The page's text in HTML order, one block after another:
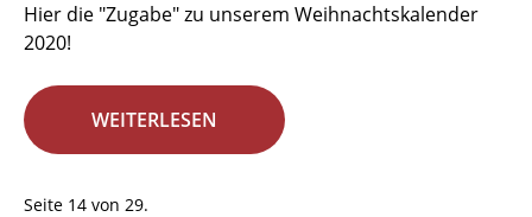
Hier die "Zugabe" zu unserem Weihnachtskalender
2020!
WEITERLESEN
Seite 14 von 29.